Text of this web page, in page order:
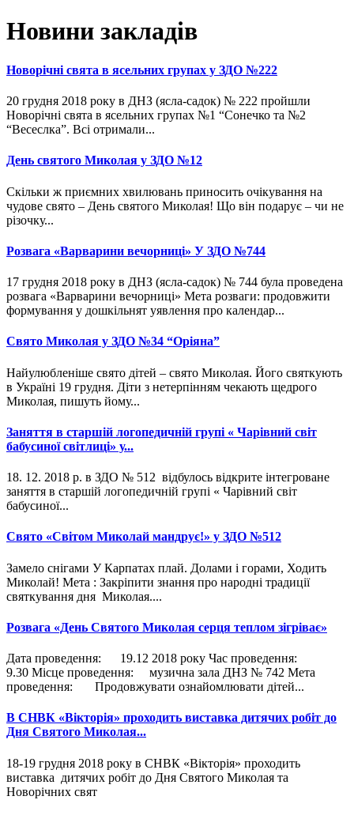
Новини закладів
Новорічні свята в ясельних групах у ЗДО №222
20 грудня 2018 року в ДНЗ (ясла-садок) № 222 пройшли
Новорічні свята в ясельних групах №1 “Сонечко та №2
“Весеслка”. Всі отримали...
День святого Миколая у ЗДО №12
Скільки ж приємних хвилювань приносить очікування на
чудове свято – День святого Миколая! Що він подарує – чи не
різочку...
Розвага «Варварини вечорниці» У ЗДО №744
17 грудня 2018 року в ДНЗ (ясла-садок) № 744 була проведена
розвага «Варварини вечорниці» Мета розваги: продовжити
формування у дошкільнят уявлення про календар...
Свято Миколая у ЗДО №34 “Оріяна”
Найулюбленіше свято дітей – свято Миколая. Його святкують
в Україні 19 грудня. Діти з нетерпінням чекають щедрого
Миколая, пишуть йому...
Заняття в старшій логопедичній групі « Чарівний світ
бабусиної світлиці» у...
18. 12. 2018 р. в ЗДО № 512 відбулось відкрите інтегроване
заняття в старшій логопедичній групі « Чарівний світ
бабусиної...
Свято «Світом Миколай мандрує!» у ЗДО №512
Замело снігами У Карпатах плай. Долами і горами, Ходить
Миколай! Мета : Закріпити знання про народні традиції
святкування дня Миколая....
Розвага «День Святого Миколая серця теплом зігріває»
Дата проведення: 19.12 2018 року Час проведення:
9.30 Місце проведення: музична зала ДНЗ № 742 Мета
проведення: Продовжувати ознайомлювати дітей...
В СНВК «Вікторія» проходить виставка дитячих робіт до
Дня Святого Миколая...
18-19 грудня 2018 року в СНВК «Вікторія» проходить
виставка дитячих робіт до Дня Святого Миколая та
Новорічних свят